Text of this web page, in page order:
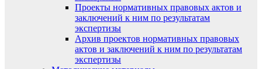
Проекты нормативных правовых актов и
заключений к ним по результатам
экспертизы
Архив проектов нормативных правовых
актов и заключений к ним по результатам
экспертизы